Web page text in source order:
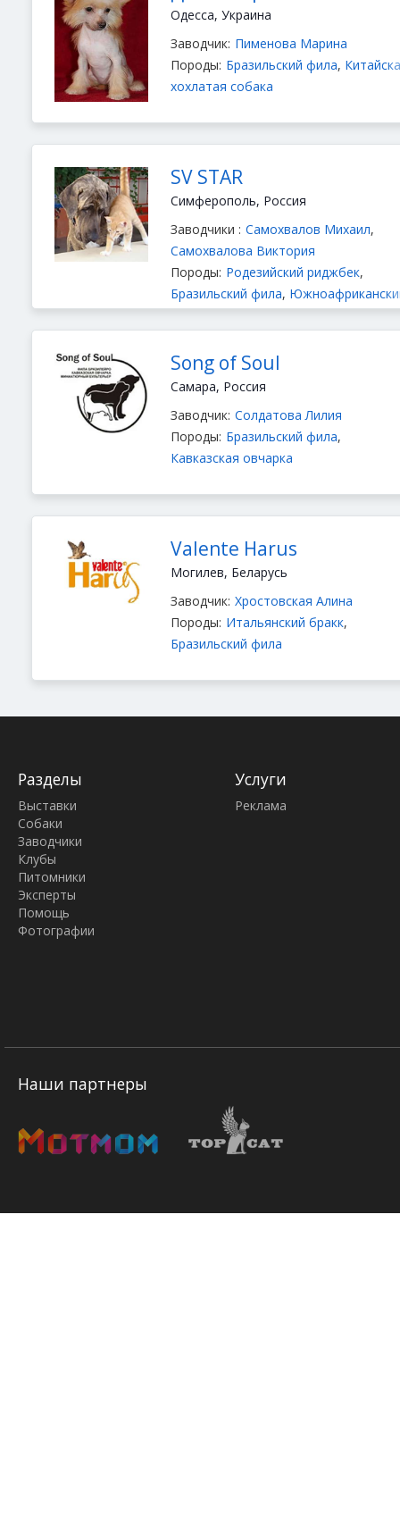
Одесса, Украина
Заводчик: Пименова Марина
Породы: Бразильский фила,
хохлатая собака
SV STAR
Симферополь, Россия
Заводчики : Самохвалов Михаил,
Самохвалова Виктория
Породы: Родезийский риджбек,
Бразильский фила,
Song of Soul
Самара, Россия
Заводчик: Солдатова Лилия
Породы: Бразильский фила,
Кавказская овчарка
Valente Harus
Могилев, Беларусь
Заводчик: Хростовская Алина
Породы: Итальянский бракк,
Бразильский фила
Разделы
Выставки
Собаки
Заводчики
Клубы
Питомники
Эксперты
Помощь
Фотографии
Услуги
Реклама
Наши партнеры